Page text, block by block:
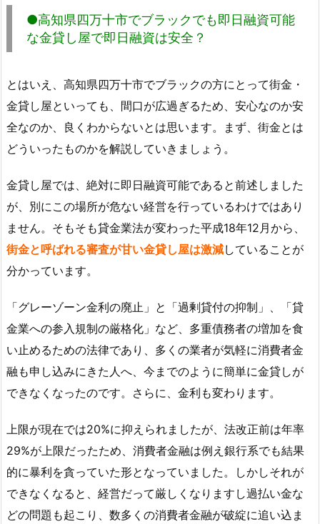
●高知県四万十市でブラックでも即日融資可能
な金貸し屋で即日融資は安全？
とはいえ、高知県四万十市でブラックの方にとって街金・
金貸し屋といっても、間口が広過ぎるため、安心なのか安
全なのか、良くわからないとは思います。まず、街金とは
どういったものかを解説していきましょう。
金貸し屋では、絶対に即日融資可能であると前述しました
が、別にこの場所が危ない経営を行っているわけではあり
ません。そもそも貸金業法が変わった平成18年12月から、
街金と呼ばれる審査が甘い金貸し屋は激減していることが
分かっています。
「グレーゾーン金利の廃止」と「過剰貸付の抑制」、「貸
金業への参入規制の厳格化」など、多重債務者の増加を食
い止めるための法律であり、多くの業者が気軽に消費者金
融も申し込みにきた人へ、今までのように簡単に金貸しが
できなくなったのです。さらに、金利も変わります。
上限が現在では20%に抑えられましたが、法改正前は年率
29%が上限だったため、消費者金融は例え銀行系でも結果
的に暴利を貪っていた形となっていました。しかしそれが
できなくなると、経営だって厳しくなりますし過払い金な
どの問題も起こり、数多くの消費者金融が破綻に追い込ま